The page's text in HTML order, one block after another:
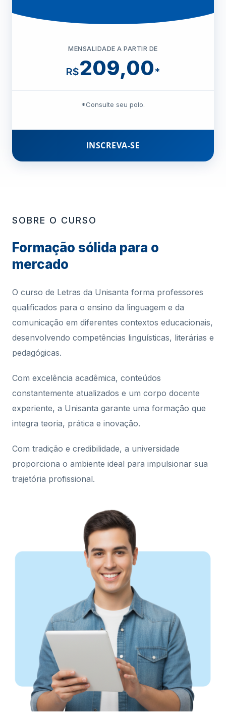
MENSALIDADE A PARTIR DE
R$209,00*
*Consulte seu polo.
INSCREVA-SE
SOBRE O CURSO
Formação sólida para o
mercado
O curso de Letras da Unisanta forma professores
qualificados para o ensino da linguagem e da
comunicação em diferentes contextos educacionais,
desenvolvendo competências linguísticas, literárias e
pedagógicas.
Com excelência acadêmica, conteúdos
constantemente atualizados e um corpo docente
experiente, a Unisanta garante uma formação que
integra teoria, prática e inovação.
Com tradição e credibilidade, a universidade
proporciona o ambiente ideal para impulsionar sua
trajetória profissional.